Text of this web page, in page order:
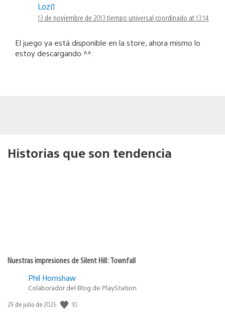
Lozi1
13 de noviembre de 2013 tiempo universal coordinado at 13:14
El juego ya está disponible en la store, ahora mismo lo
estoy descargando ^^.
Historias que son tendencia
Nuestras impresiones de Silent Hill: Townfall
Phil Hornshaw
Colaborador del Blog de PlayStation
Fecha
29 de julio de 2026 10